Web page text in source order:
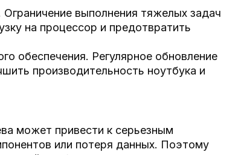
выполнения тяжелых задач
на процессор и предотвратить
обеспечения. Регулярное обновление
производительность ноутбука и
может привести к серьезным
или потеря данных. Поэтому